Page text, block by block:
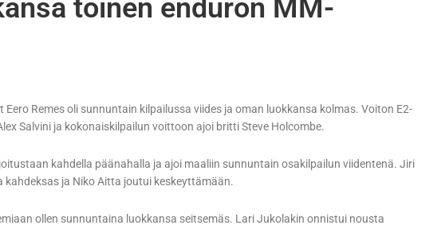
toinen enduron MM-
Remes oli sunnuntain kilpailussa viides ja oman luokkansa kolmas. Voiton E2-
Salvini ja kokonaiskilpailun voittoon ajoi britti Steve Holcombe.
kahdella päänahalla ja ajoi maaliin sunnuntain osakilpailun viidentenä. Jiri
ja Niko Aitta joutui keskeyttämään.
ollen sunnuntaina luokkansa seitsemäs. Lari Jukolakin onnistui nousta